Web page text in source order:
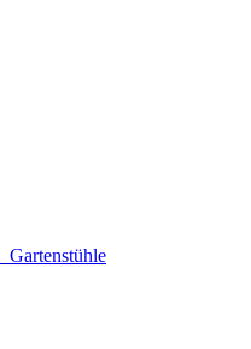
Gartenstühle